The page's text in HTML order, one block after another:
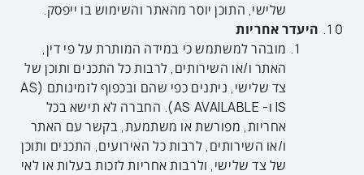
שלישי, התוכן יוסר מהאתר והשימוש בו ייפסק.
היעדר אחריות
מובהר למשתמש כי במידה המותרת על פי דין,
האתר ו/או השירותים, לרבות כל התכנים ותוכן של
צד שלישי
, ניתנים כפי שהם ובכפוף לזמינותם (AS
IS ו- AS AVAILABLE). החברה לא תישא בכל
אחריות, מפורשת או משתמעת, בקשר עם האתר
ו/או השירותים, לרבות כל האירועים, התכנים ותוכן
של צד שלישי, ולרבות אחריות לזכות בעלות או לאי